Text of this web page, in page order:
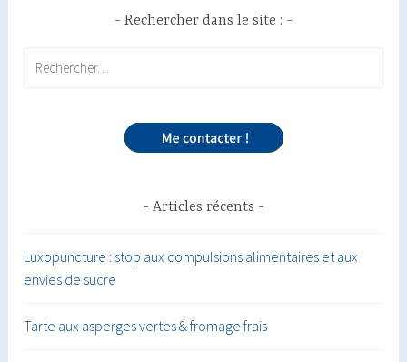
Rechercher dans le site :
Articles récents
Luxopuncture : stop aux compulsions alimentaires et aux
envies de sucre
Tarte aux asperges vertes & fromage frais